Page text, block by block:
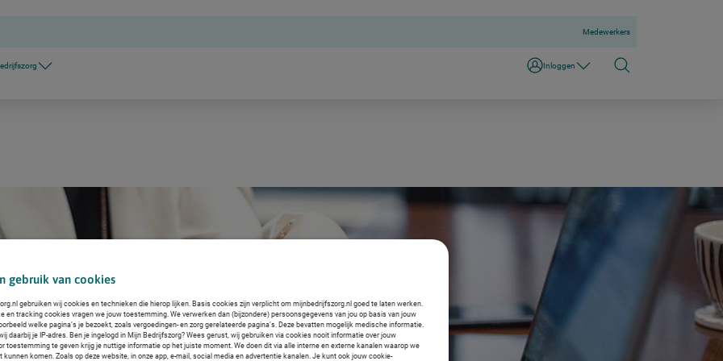
Medewerkers
Inloggen
gebruik van cookies
gebruiken wij cookies en technieken die hierop lijken. Basis cookies zijn verplicht om mijnbedrijfszorg.nl goed te laten werken.
en tracking cookies vragen we jouw toestemming. We verwerken dan (bijzondere) persoonsgegevens van jou op basis van jouw
welke pagina’s je bezoekt, zoals vergoedingen- en zorg gerelateerde pagina’s. Deze bevatten mogelijk medische informatie.
daarbij je IP-adres. Ben je ingelogd in Mijn Bedrijfszorg? Wees gerust, wij gebruiken via cookies nooit informatie over jouw
toestemming te geven krijg je nuttige informatie op het juiste moment. We doen dit via alle interne en externe kanalen waarop we
kunnen komen. Zoals op deze website, in onze app, e-mail, social media en advertentie kanalen. Je kunt ook jouw cookie-